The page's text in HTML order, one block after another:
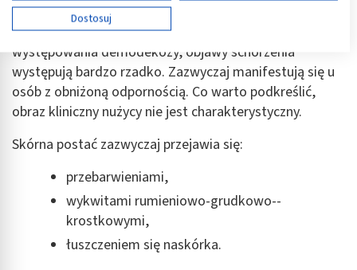
W jaki sposób objawia się nużyca?
występowania demodekozy, objawy schorzenia
występują bardzo rzadko. Zazwyczaj manifestują się u
osób z obniżoną odpornością. Co warto podkreślić,
obraz kliniczny nużycy nie jest charakterystyczny.
Skórna postać zazwyczaj przejawia się:
przebarwieniami,
wykwitami rumieniowo-grudkowo--
krostkowymi,
łuszczeniem się naskórka.
Używamy Twoich danych w następujących celach:
Cele przetwarzania IAB:
Przechowywanie informacji na urządzeniu lub
dostęp do nich
Wykorzystywanie ograniczonych danych do
wyboru reklam
Tworzenie profili w celu spersonalizowanych
spersonalizowanych reklam
Tworzenie profili w celu personalizacji treści
Dostosuj